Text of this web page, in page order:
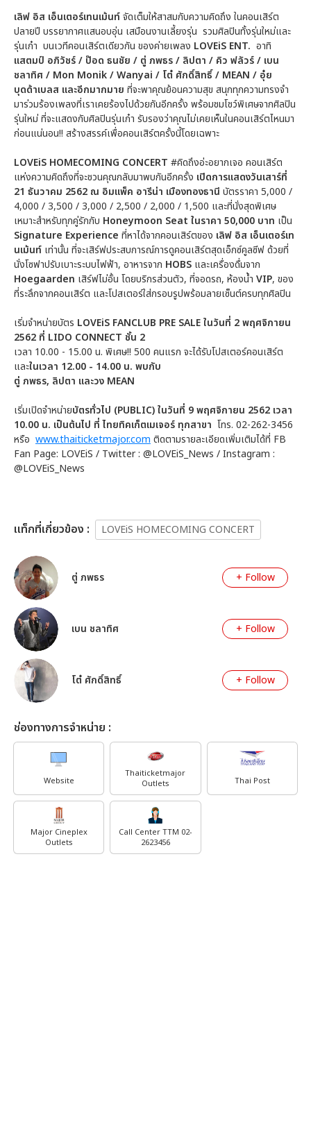
เลิฟ อิส เอ็นเตอร์เทนเม้นท์จัดเต็มให้สาสมกับความคิดถึง ในคอนเสิร์ต
ปลายปี บรรยากาศแสนอบอุ่น เสมือนงานเลี้ยงรุ่น รวมศิลปินทั้งรุ่นใหม่และ
รุ่นเก๋า บนเวทีคอนเสิร์ตเดียวกัน ของค่ายเพลง LOVEiS ENT. อาทิ
แสตมป์ อภิวัชร์/ ป๊อด ธนชัย / ตู่ ภพธร / ลิปตา / คิว ฟลัวร์ / เบน
ชลาทิศ/ Mon Monik / Wanyai / โต๋ ศักดิ์สิทธิ์ / MEAN / อุ๋ย
บุดด้าเบลส และอีกมากมาย ที่จะพาคุณย้อนความสุข สนุกทุกความทรงจำ
มาร่วมร้องเพลงที่เราเคยร้องไปด้วยกันอีกครั้ง พร้อมชมโชว์พิเศษจากศิลปิน
รุ่นใหม่ ที่จะแสดงกับศิลปินรุ่นเก๋า รับรองว่าคุณไม่เคยเห็นในคอนเสิร์ตไหนมา
ก่อนแน่นอน!! สร้างสรรค์เพื่อคอนเสิร์ตครั้งนี้โดยเฉพาะ
LOVEiS HOMECOMING CONCERT #คิดถึงอ่ะอยากเจอ คอนเสิร์ต
แห่งความคิดถึงที่จะชวนคุณกลับมาพบกันอีกครั้ง เปิดการแสดงวันเสาร์ที่
21 ธันวาคม 2562 ณ อิมแพ็ค อารีน่า เมืองทองธานี บัตรราคา 5,000 /
4,000 / 3,500 / 3,000 / 2,500 / 2,000 / 1,500 และที่นั่งสุดพิเศษ
เหมาะสำหรับทุกคู่รักกับ Honeymoon Seat ในราคา 50,000 บาท เป็น
Signature Experience ที่หาได้จากคอนเสิร์ตของ เลิฟ อิส เอ็นเตอร์เท
นเม้นท์ เท่านั้น ที่จะเสิร์ฟประสบการณ์การดูคอนเสิร์ตสุดเอ็กซ์คูลซีฟ ด้วยที่
นั่งโซฟาปรับเบาะระบบไฟฟ้า, อาหารจาก HOBS และเครื่องดื่มจาก
Hoegaarden เสิร์ฟไม่อั้น โดยบริกรส่วนตัว, ที่จอดรถ, ห้องน้ำ VIP, ของ
ที่ระลึกจากคอนเสิร์ต และโปสเตอร์ใส่กรอบรูปพร้อมลายเซ็นต์ครบทุกศิลปิน
เริ่มจำหน่ายบัตร LOVEiS FANCLUB PRE SALEในวันที่ 2พฤศจิกายน
2562 ที่ LIDO CONNECT ชั้น 2
เวลา 10.00 - 15.00 น. พิเศษ!! 500 คนแรก จะได้รับโปสเตอร์คอนเสิร์ต
และในเวลา 12.00 - 14.00 น. พบกับ
ตู่ ภพธร, ลิปตา และวง MEAN
เริ่มเปิดจำหน่ายบัตรทั่วไป (PUBLIC)ในวันที่ 9พฤศจิกายน 2562 เวลา
10.00 น. เป็นต้นไป ที่ ไทยทิคเก็ตเมเจอร์ ทุกสาขา โทร. 02-262-3456
หรือ www.thaiticketmajor.com ติดตามรายละเอียดเพิ่มเติมได้ที่ FB
Fan Page: LOVEiS / Twitter : @LOVEiS_News / Instagram :
@LOVEiS_News
เเท็กที่เกี่ยวข้อง : LOVEiS HOMECOMING CONCERT
ตู่ ภพธร + Follow
เบน ชลาทิศ + Follow
โต๋ ศักดิ์สิทธิ์ + Follow
ช่องทางการจำหน่าย :
Website
Thaiticketmajor
Outlets
Thai Post
Major Cineplex
Outlets
Call Center TTM 02-
2623456